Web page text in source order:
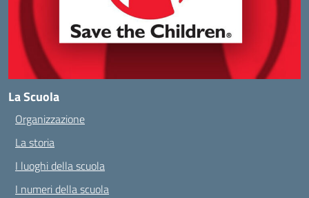
La Scuola
Organizzazione
La storia
I luoghi della scuola
I numeri della scuola